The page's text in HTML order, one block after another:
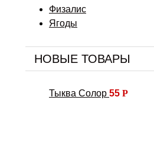
Физалис
Ягоды
НОВЫЕ ТОВАРЫ
Тыква Солор 55 Р